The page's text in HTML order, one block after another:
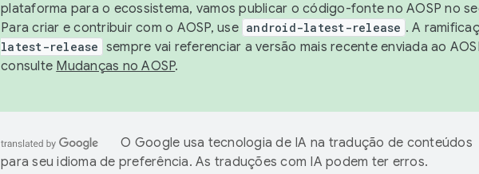
plataforma para o ecossistema, vamos publicar o código-fonte no AOSP no
Para criar e contribuir com o AOSP, use android-latest-release . A
latest-release sempre vai referenciar a versão mais recente enviada ao
consulte Mudanças no AOSP.
O Google usa tecnologia de IA na tradução de conteúdos
para seu idioma de preferência. As traduções com IA podem ter erros.